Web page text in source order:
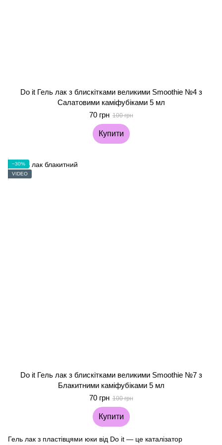
Do it Гель лак з блискітками великими Smoothie №4 з
Салатовими каміфубіками 5 мл
70 грн 100 грн
Купити
−30%
VIDEO
Do it Гель лак з блискітками великими Smoothie №7 з
Блакитними каміфубіками 5 мл
70 грн 100 грн
Купити
Гель лак з пластівцями юки від Do it — це каталізатор